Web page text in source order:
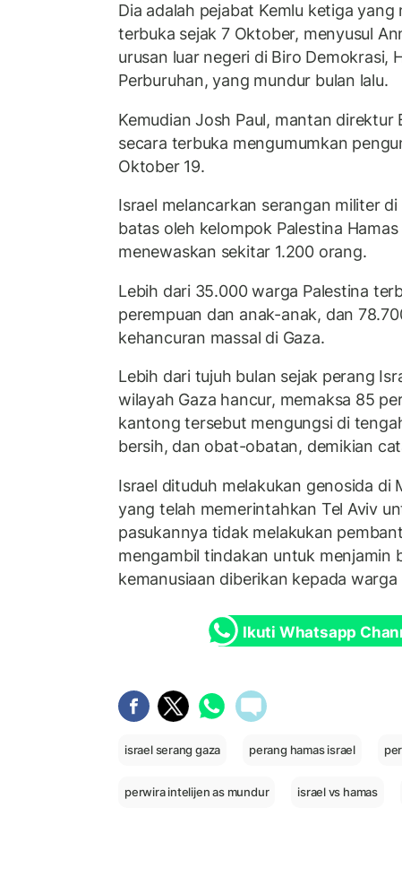
Dia adalah pejabat Kemlu ketiga
terbuka sejak 7 Oktober, menyusul
urusan luar negeri di Biro Demokrasi,
Perburuhan, yang mundur bulan lalu.
Kemudian Josh Paul, mantan direktur
secara terbuka mengumumkan
Oktober 19.
Israel melancarkan serangan militer
batas oleh kelompok Palestina
menewaskan sekitar 1.200 orang.
Lebih dari 35.000 warga Palestina
perempuan dan anak-anak, dan
kehancuran massal di Gaza.
Lebih dari tujuh bulan sejak perang
wilayah Gaza hancur, memaksa 85
kantong tersebut mengungsi di
bersih, dan obat-obatan, demikian
Israel dituduh melakukan genosida di
yang telah memerintahkan Tel Aviv
pasukannya tidak melakukan
mengambil tindakan untuk menjamin
kemanusiaan diberikan kepada warga
Ikuti Whatsapp
israel serang gaza perang hamas israel
perwira intelijen as mundur israel vs hamas